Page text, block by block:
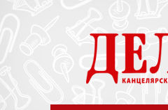
НАБОРЫ ДЕТСКИЕ
НАБОРЫ ОФИСНЫЕ